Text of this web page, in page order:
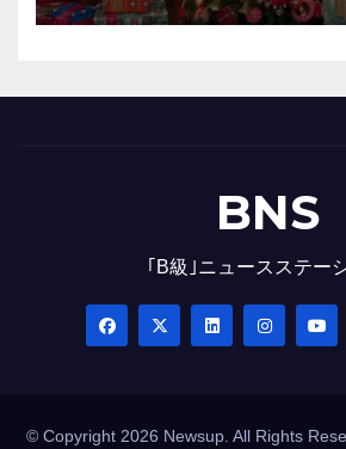
BNS
｢B級｣ニュースステー
© Copyright 2026 Newsup. All Rights